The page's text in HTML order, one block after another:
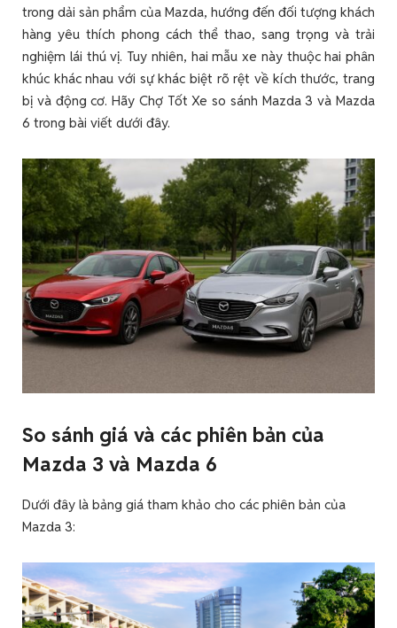
trong dải sản phẩm của Mazda, hướng đến đối tượng khách
hàng yêu thích phong cách thể thao, sang trọng và trải
nghiệm lái thú vị. Tuy nhiên, hai mẫu xe này thuộc hai phân
khúc khác nhau với sự khác biệt rõ rệt về kích thước, trang
bị và động cơ. Hãy Chợ Tốt Xe so sánh Mazda 3 và Mazda
6 trong bài viết dưới đây.
So sánh giá và các phiên bản của
Mazda 3 và Mazda 6
Dưới đây là bảng giá tham khảo cho các phiên bản của
Mazda 3: